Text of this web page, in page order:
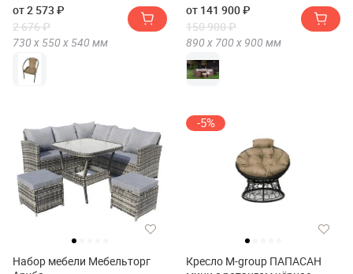
от 2 573 ₽
2 676 ₽
730 х 550 х 540 мм
от 141 900 ₽
150 900 ₽
890 х 700 х 900 мм
Набор мебели Мебельторг
-5%
Кресло M-group ПАПАСАН